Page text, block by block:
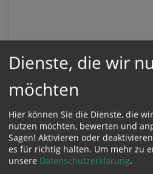
Karte:
Dienste, die wir
möchten
Hier können Sie die Dienste, die
nutzen möchten, bewerten und
Sagen! Aktivieren oder
es für richtig halten. Um mehr zu
unsere Datenschutzerklärung.